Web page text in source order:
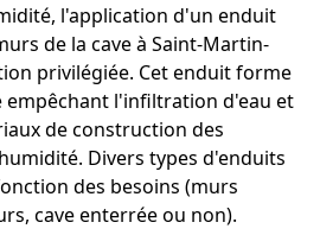
l'application d'un enduit
de la cave à Saint-Martin-
privilégiée. Cet enduit forme
empêchant l'infiltration d'eau et
de construction des
Divers types d'enduits
des besoins (murs
cave enterrée ou non).